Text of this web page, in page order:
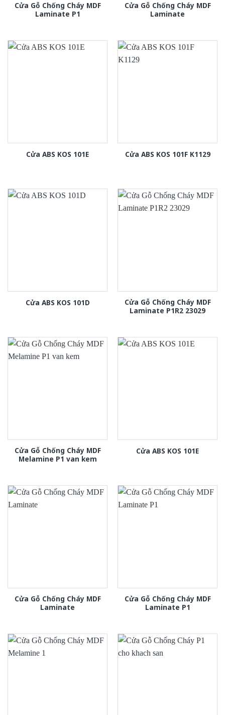
Cửa Gỗ Chống Cháy MDF
Laminate P1
Cửa Gỗ Chống Cháy MDF
Laminate
Cửa ABS KOS 101E Cửa ABS KOS 101F K1129
Cửa ABS KOS 101D
Cửa Gỗ Chống Cháy MDF
Laminate P1R2 23029
Cửa Gỗ Chống Cháy MDF
Melamine P1 van kem
Cửa ABS KOS 101E
Cửa Gỗ Chống Cháy MDF
Laminate
Cửa Gỗ Chống Cháy MDF
Laminate P1